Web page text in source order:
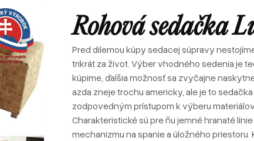
E-shop
Sedačky v tvare U
Sofabeds
Kreslá
Leňošky
Taburety
Atypické sedačky
Atypické postele
Sedačky u zákazníkov
Postele u zákazníkov
Zákazkové čalúnnictvo
Foto z výroby
Interiéry a realizácie
E-shop
Taburety
Atypické sedačkyRohová sedačka
Pred dilemou kúpy sedacej súpravy
trikrát za život. Výber vhodného sedenia je
kúpime, ďalšia možnosť sa zvyčajne
azda zneje trochu americky, ale je to
zodpovedným prístupom k výberu
Charakteristické sú pre ňu jemné hranaté
mechanizmu na spanie a úložného priestoru.